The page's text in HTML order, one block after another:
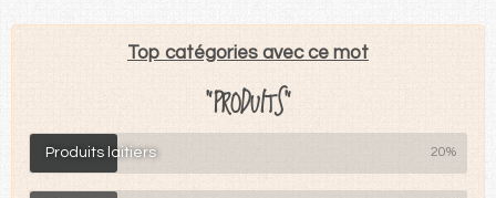
Top catégories avec ce mot
"PRODUITS"
Produits laitiers 20%